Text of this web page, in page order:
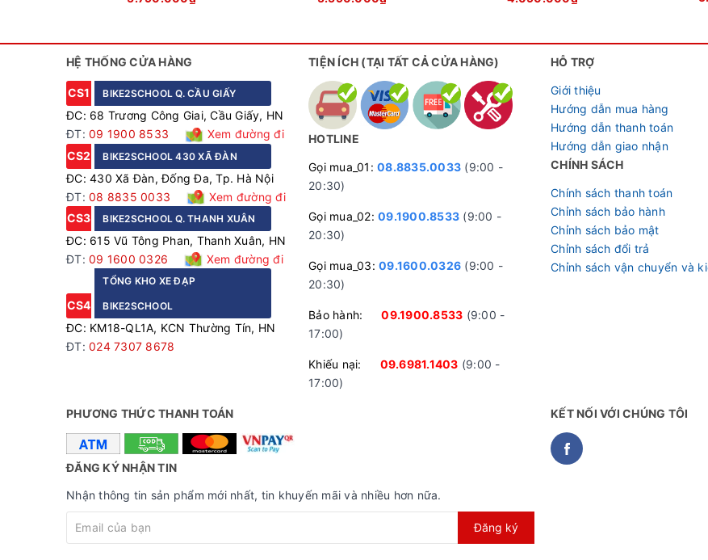
Khung xe được phủ một lớp sơn tĩnh điện cao cấp, không những bảo vệ xe khỏi các yếu tố môi trường mà
luôn mới và bắt mắt.
HỆ THỐNG CỬA HÀNG
CS1 BIKE2SCHOOL Q. CẦU GIẤY
ĐC: 68 Trương Công Giai, Cầu Giấy, HN
ĐT: 09 1900 8533
Xem đường đi
CS2
BIKE2SCHOOL 430 XÃ ĐÀN
ĐC: 430 Xã Đàn, Đống Đa, Tp. Hà Nội
ĐT: 08 8835 0033
Xem đường đi
CS3
BIKE2SCHOOL Q. THANH XUÂN
ĐC: 615 Vũ Tông Phan, Thanh Xuân, HN
ĐT: 09 1600 0326 Xem đường đi
CS4
TỔNG KHO XE ĐẠP
BIKE2SCHOOL
ĐC: KM18-QL1A, KCN Thường Tín, HN
ĐT: 024 7307 8678
TIỆN ÍCH (TẠI TẤT CẢ CỬA HÀNG)
HOTLINE
Gọi mua_01: 08.8835.0033 (9:00 -
20:30)
Gọi mua_02: 09.1900.8533 (9:00 -
20:30)
Gọi mua_03: 09.1600.0326 (9:00 -
20:30)
Bảo hành:09.1900.8533 (9:00 -
17:00)
Khiếu nại: 09.6981.1403 (9:00 -
17:00)
HỖ TRỢ
Giới thiệu
Hướng dẫn mua hàng
Hướng dẫn thanh toán
Hướng dẫn giao nhận
CHÍNH SÁCH
Chính sách thanh toán
Chỉnh sách bảo hành
Chỉnh sách bảo mật
Chỉnh sách đổi trả
Chỉnh sách vận chuyển và
PHƯƠNG THỨC THANH TOÁN
ĐĂNG KÝ NHẬN TIN
Nhận thông tin sản phẩm mới nhất, tin khuyến mãi và nhiều hơn nữa.
Đăng ký
KẾT NỐI VỚI CHÚNG TÔI